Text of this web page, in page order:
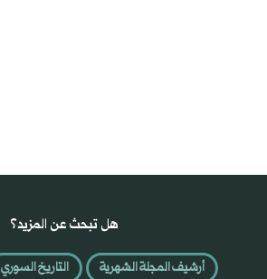
هل تبحث عن المزيد؟
أرشيف المجلة الشهرية التاريخ السوري